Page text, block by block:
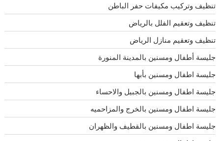
تنظيف وتركيب مكيفات حفر الباطن
تنظيف وتعقيم الفلل بالرياض
تنظيف وتعقيم منازل الرياض
جليسة أطفال ومسنين بالمدينة المنورة
جليسة اطفال ومسنين بأبها
جليسة اطفال ومسنين بالجبيل والاحساء
جليسة اطفال ومسنين بالخرج والمزاحميه
جليسة اطفال ومسنين بالقطيف والظهران